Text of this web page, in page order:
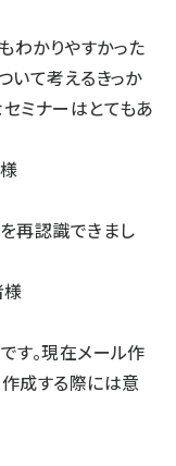
わかりやすかった
いて考えるきっか
ミナーはとてもあ
再認識できまし
す。現在メール作
作成する際には意